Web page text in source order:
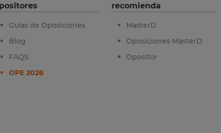
Guías de Oposiciones
Blog
FAQS
OPE 2026
recomienda
MasterD
Oposiciones MasterD
Opositor